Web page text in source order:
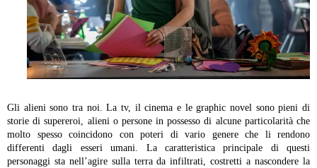
Gli alieni sono tra noi. La tv, il cinema e le graphic novel sono pieni di
storie di supereroi, alieni o persone in possesso di alcune particolarità che
molto spesso coincidono con poteri di vario genere che li rendono
differenti dagli esseri umani. La caratteristica principale di questi
personaggi sta nell’agire sulla terra da infiltrati, costretti a nascondere la